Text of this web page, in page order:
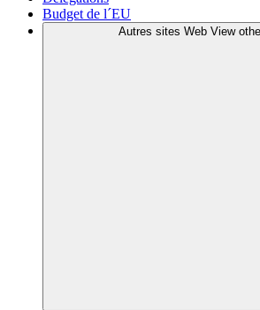
Budget de l´EU
Autres sites Web View